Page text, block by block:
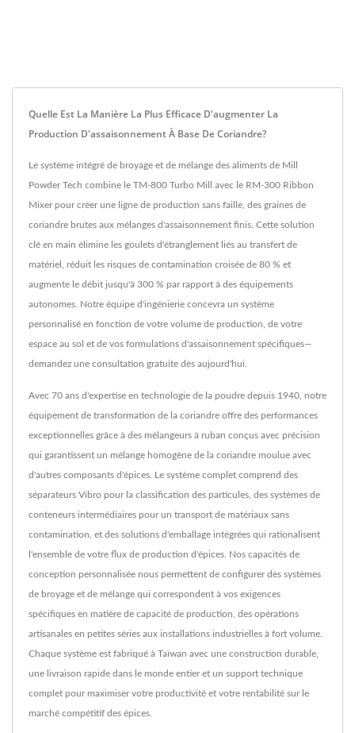
Quelle Est La Manière La Plus Efficace D'augmenter La
Production D'assaisonnement À Base De Coriandre?
Le système intégré de broyage et de mélange des aliments de Mill
Powder Tech combine le TM-800 Turbo Mill avec le RM-300 Ribbon
Mixer pour créer une ligne de production sans faille, des graines de
coriandre brutes aux mélanges d'assaisonnement finis. Cette solution
clé en main élimine les goulets d'étranglement liés au transfert de
matériel, réduit les risques de contamination croisée de 80 % et
augmente le débit jusqu'à 300 % par rapport à des équipements
autonomes. Notre équipe d'ingénierie concevra un système
personnalisé en fonction de votre volume de production, de votre
espace au sol et de vos formulations d'assaisonnement spécifiques—
demandez une consultation gratuite dès aujourd'hui.
Avec 70 ans d'expertise en technologie de la poudre depuis 1940, notre
équipement de transformation de la coriandre offre des performances
exceptionnelles grâce à des mélangeurs à ruban conçus avec précision
qui garantissent un mélange homogène de la coriandre moulue avec
d'autres composants d'épices. Le système complet comprend des
séparateurs Vibro pour la classification des particules, des systèmes de
conteneurs intermédiaires pour un transport de matériaux sans
contamination, et des solutions d'emballage intégrées qui rationalisent
l'ensemble de votre flux de production d'épices. Nos capacités de
conception personnalisée nous permettent de configurer des systèmes
de broyage et de mélange qui correspondent à vos exigences
spécifiques en matière de capacité de production, des opérations
artisanales en petites séries aux installations industrielles à fort volume.
Chaque système est fabriqué à Taïwan avec une construction durable,
une livraison rapide dans le monde entier et un support technique
complet pour maximiser votre productivité et votre rentabilité sur le
marché compétitif des épices.